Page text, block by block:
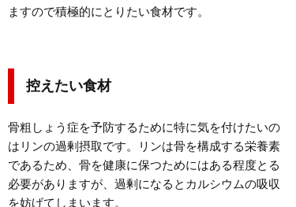
ますので積極的にとりたい食材です。
控えたい食材
骨粗しょう症を予防するために特に気を付けたいの
はリンの過剰摂取です。リンは骨を構成する栄養素
であるため、骨を健康に保つためにはある程度とる
必要がありますが、過剰になるとカルシウムの吸収
を妨げてしまいます。